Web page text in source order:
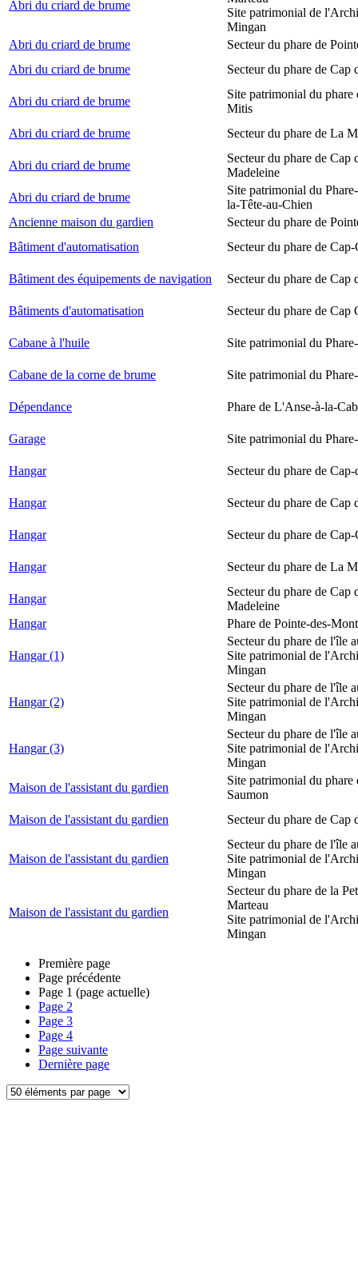
Abri du criard de brume
Site patrimonial de
Mingan
Abri du criard de brume
Secteur du phare de
Abri du criard de brume
Secteur du phare de Cap
Abri du criard de brume
Site patrimonial du phare
Mitis
Abri du criard de brume
Secteur du phare de La
Abri du criard de brume
Secteur du phare de Cap
Madeleine
Abri du criard de brume
Site patrimonial du
la-Tête-au-Chien
Ancienne maison du gardien
Secteur du phare de
Bâtiment d'automatisation
Secteur du phare de Cap-
Bâtiment des équipements de navigation Secteur du phare de Cap
Bâtiments d'automatisation Secteur du phare de Cap
Cabane à l'huile Site patrimonial du
Cabane de la corne de brume Site patrimonial du
Dépendance Phare de L'Anse-à-la-
Garage Site patrimonial du
Hangar Secteur du phare de Cap-
Hangar Secteur du phare de Cap
Hangar Secteur du phare de Cap-
Hangar Secteur du phare de La
Hangar
Secteur du phare de Cap
Madeleine
Hangar
Phare de Pointe-des-
Hangar (1)
Secteur du phare de l'île
Site patrimonial de
Mingan
Hangar (2)
Secteur du phare de l'île
Site patrimonial de
Mingan
Hangar (3)
Secteur du phare de l'île
Site patrimonial de
Mingan
Maison de l'assistant du gardien
Site patrimonial du phare
Saumon
Maison de l'assistant du gardien
Secteur du phare de Cap
Maison de l'assistant du gardien
Secteur du phare de l'île
Site patrimonial de
Mingan
Maison de l'assistant du gardien
Secteur du phare de la
Marteau
Site patrimonial de
Mingan
Première page
Page précédente
Page 1 (page actuelle)
Page 2
Page 3
Page 4
Page suivante
Dernière page